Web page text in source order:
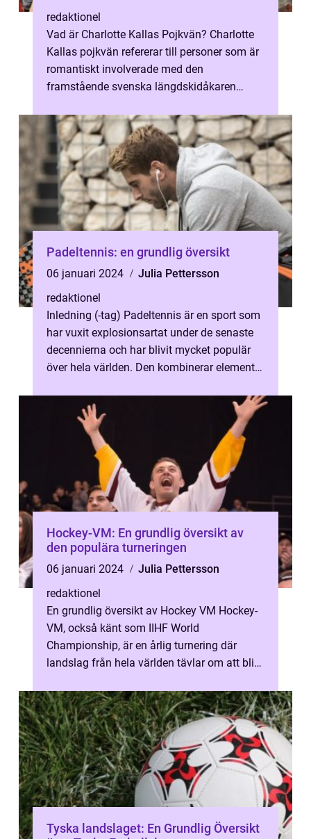
redaktionel
Vad är Charlotte Kallas Pojkvän? Charlotte
Kallas pojkvän refererar till personer som är
romantiskt involverade med den
framstående svenska längdskidåkaren
my...
Padeltennis: en grundlig översikt
06 januari 2024
Julia Pettersson
redaktionel
Inledning (-tag) Padeltennis är en sport som
har vuxit explosionsartat under de senaste
decennierna och har blivit mycket populär
över hela världen. Den kombinerar element
Hockey-VM: En grundlig översikt av
den populära turneringen
06 januari 2024
Julia Pettersson
redaktionel
En grundlig översikt av Hockey VM Hockey-
VM, också känt som IIHF World
Championship, är en årlig turnering där
landslag från hela världen tävlar om att bli
arrange...
Tyska landslaget: En Grundlig Översikt